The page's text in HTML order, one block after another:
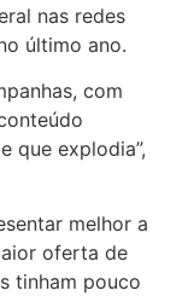
nas redes
último ano.
com
que explodia”,
melhor a
oferta de
tinham pouco